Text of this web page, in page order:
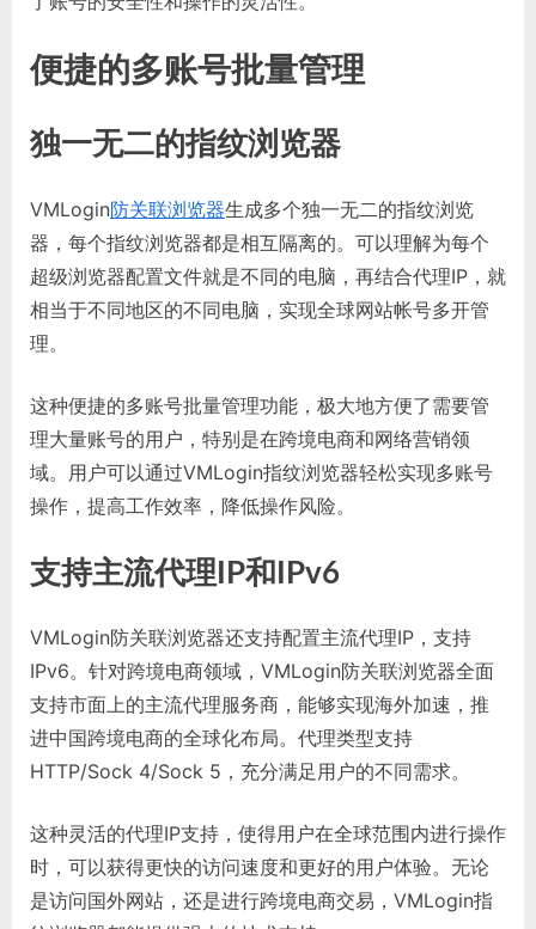
便捷的多账号批量管理
独一无二的指纹浏览器
VMLogin防关联浏览器生成多个独一无二的指纹浏览
器，每个指纹浏览器都是相互隔离的。可以理解为每个
超级浏览器配置文件就是不同的电脑，再结合代理IP，就
相当于不同地区的不同电脑，实现全球网站帐号多开管
理。
这种便捷的多账号批量管理功能，极大地方便了需要管
理大量账号的用户，特别是在跨境电商和网络营销领
域。用户可以通过VMLogin指纹浏览器轻松实现多账号
操作，提高工作效率，降低操作风险。
支持主流代理IP和IPv6
VMLogin防关联浏览器还支持配置主流代理IP，支持
IPv6。针对跨境电商领域，VMLogin防关联浏览器全面
支持市面上的主流代理服务商，能够实现海外加速，推
进中国跨境电商的全球化布局。代理类型支持
HTTP/Sock 4/Sock 5，充分满足用户的不同需求。
这种灵活的代理IP支持，使得用户在全球范围内进行操作
时，可以获得更快的访问速度和更好的用户体验。无论
是访问国外网站，还是进行跨境电商交易，VMLogin指